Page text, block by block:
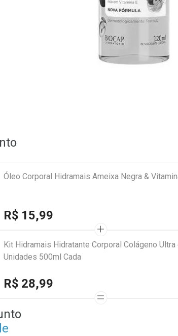
Óleo Corporal Hidramais Ameixa Negra &
R$ 15,99
Kit Hidramais Hidratante Corporal Colágeno Ultra
Unidades 500ml Cada
R$ 28,99